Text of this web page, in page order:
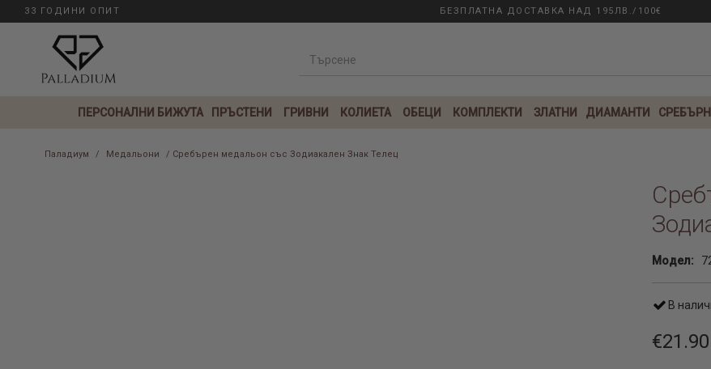
33 ГОДИНИ ОПИТ БЕЗПЛАТНА ДОСТАВКА НАД 195ЛВ./100€
ПЕРСОНАЛНИ БИЖУТА ПРЪСТЕНИ ГРИВНИ КОЛИЕТА ОБЕЦИ КОМПЛЕКТИ ЗЛАТНИ ДИАМАНТИ
Паладиум / Медальони / Сребърен медальон със Зодиакален Знак Телец
Модел:
В